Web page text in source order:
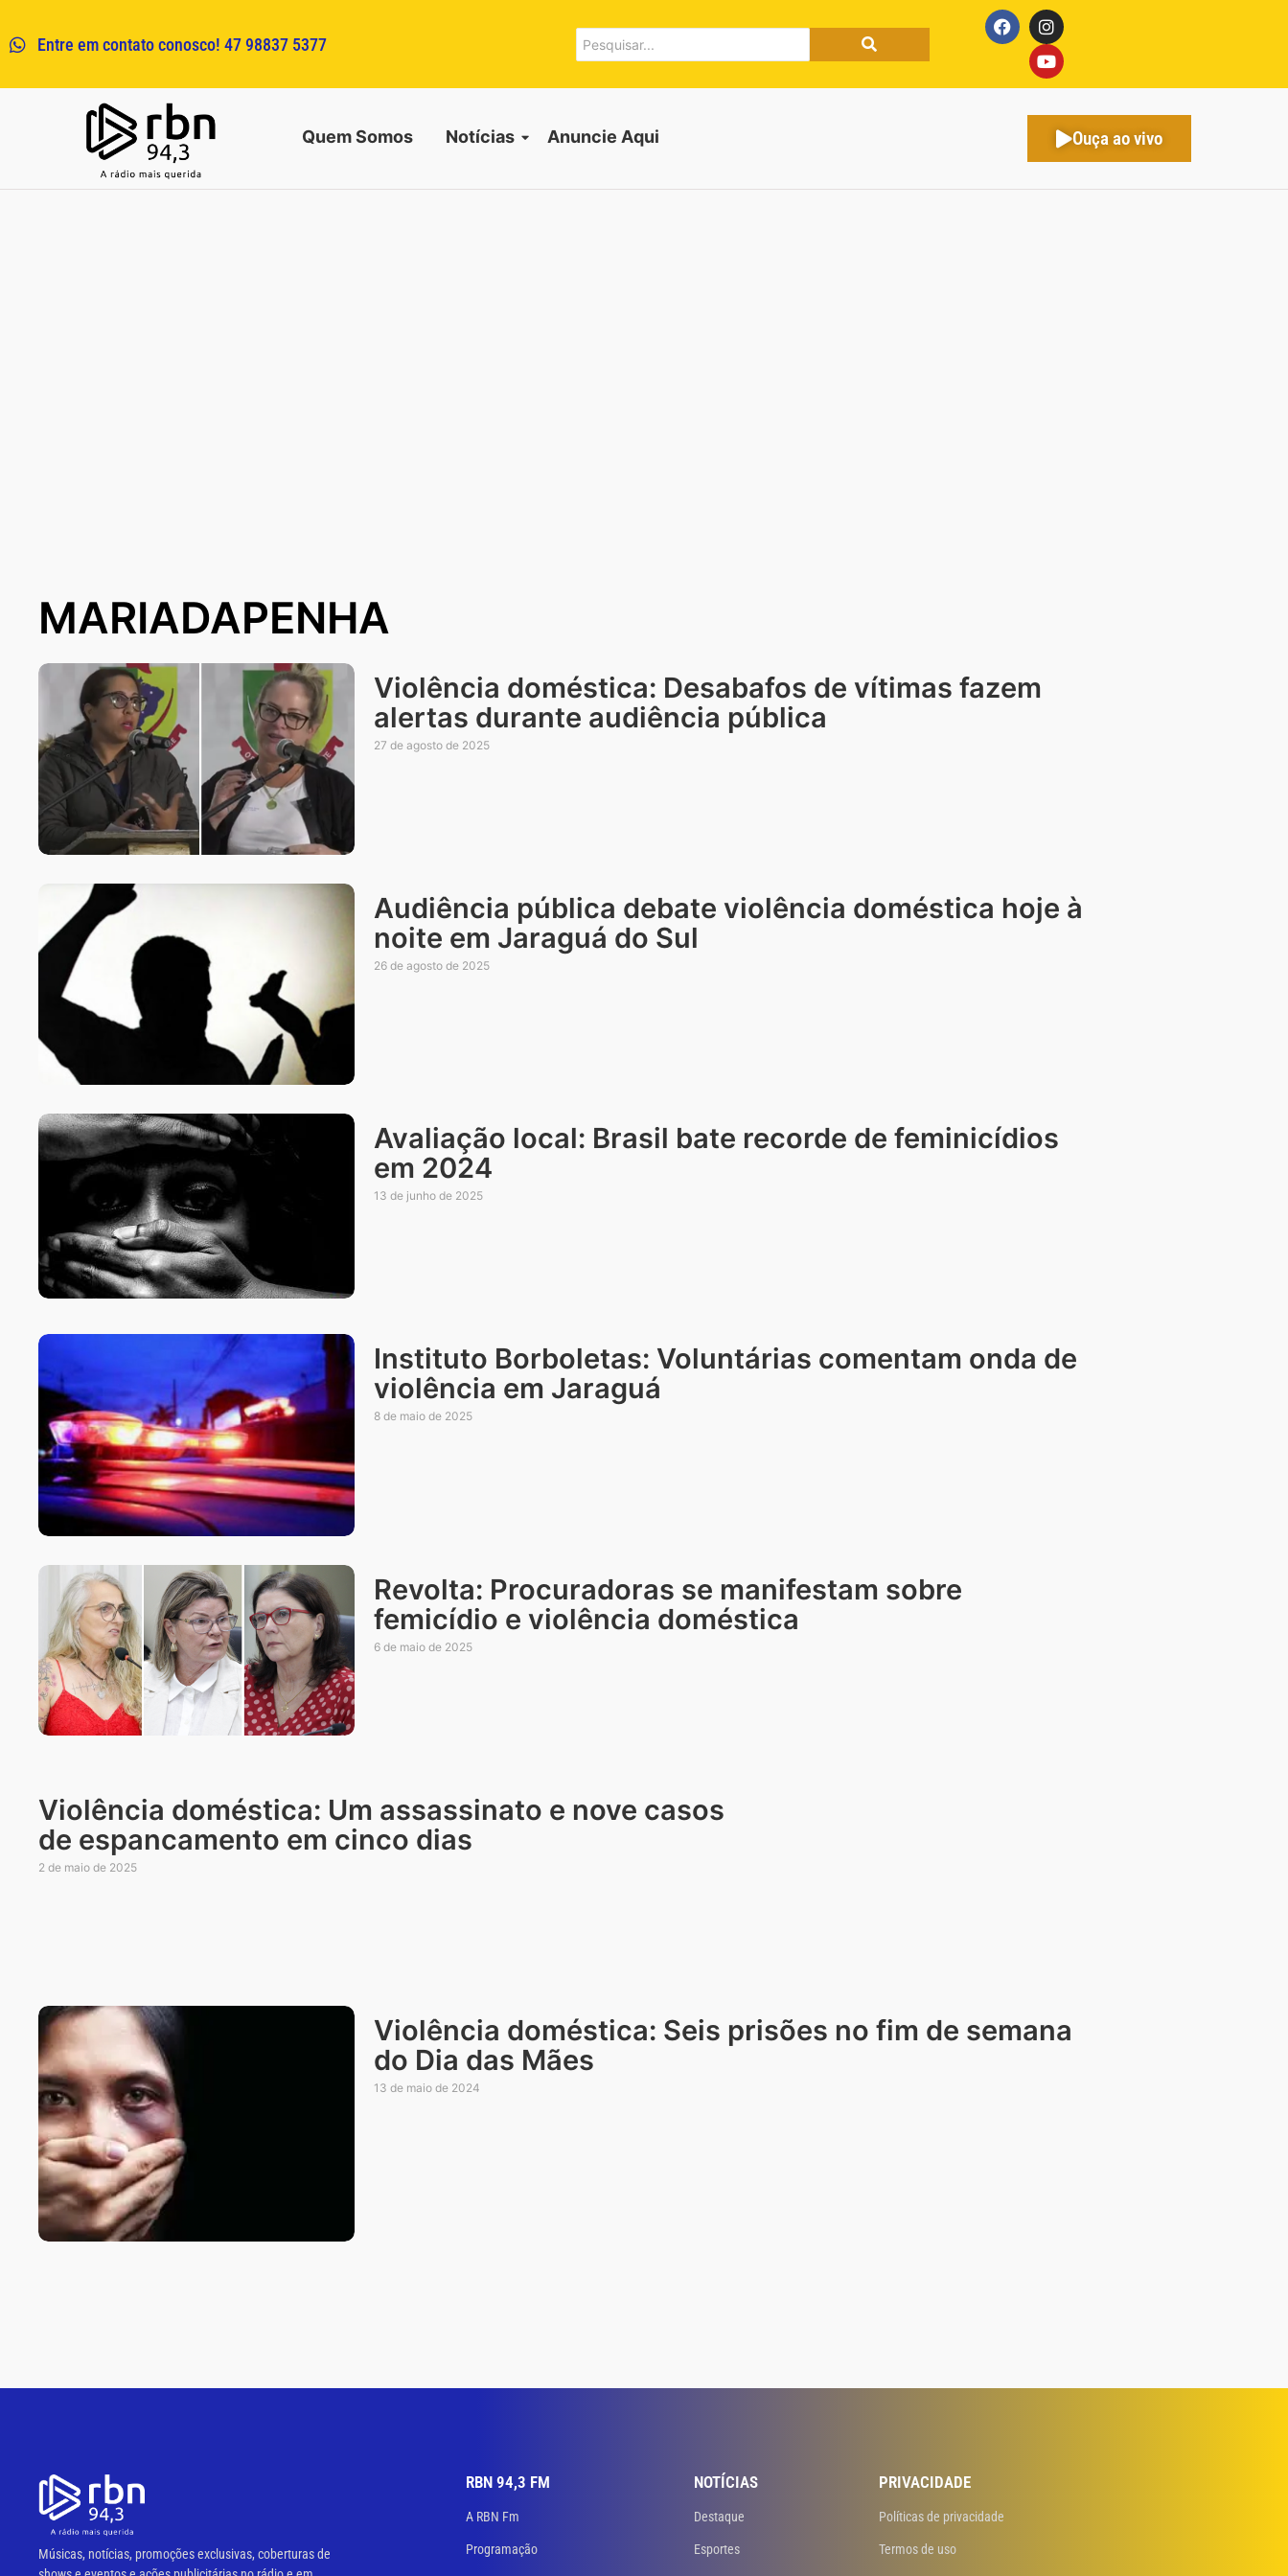
Entre em contato conosco! 47 98837 5377
Quem Somos Notícias Anuncie Aqui Ouça ao vivo
MARIADAPENHA
Violência doméstica: Desabafos de vítimas fazem
alertas durante audiência pública
27 de agosto de 2025
Audiência pública debate violência doméstica hoje à
noite em Jaraguá do Sul
26 de agosto de 2025
Avaliação local: Brasil bate recorde de feminicídios
em 2024
13 de junho de 2025
Instituto Borboletas: Voluntárias comentam onda de
violência em Jaraguá
8 de maio de 2025
Revolta: Procuradoras se manifestam sobre
femicídio e violência doméstica
6 de maio de 2025
Violência doméstica: Um assassinato e nove casos
de espancamento em cinco dias
2 de maio de 2025
Violência doméstica: Seis prisões no fim de semana
do Dia das Mães
13 de maio de 2024
Músicas, notícias, promoções exclusivas, coberturas de
RBN 94,3 FM
A RBN Fm
Programação
NOTÍCIAS
Destaque
Esportes
PRIVACIDADE
Políticas de privacidade
Termos de uso